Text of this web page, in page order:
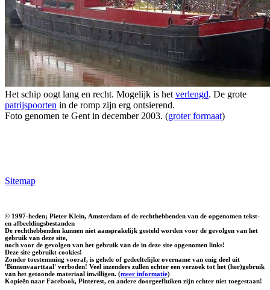
Het schip oogt lang en recht. Mogelijk is het verlengd. De grote
patrijspoorten in de romp zijn erg ontsierend.
Foto genomen te Gent in december 2003. (groter formaat)
Sitemap
© 1997-heden; Pieter Klein, Amsterdam of de rechthebbenden van de opgenomen tekst-
en afbeeldingsbestanden
De rechthebbenden kunnen niet aansprakelijk gesteld worden voor de gevolgen van het
gebruik van deze site,
noch voor de gevolgen van het gebruik van de in deze site opgenomen links!
Deze site gebruikt cookies!
Zonder toestemming vooraf, is gehele of gedeeltelijke overname van enig deel uit
'Binnenvaarttaal' verboden! Veel inzenders zullen echter een verzoek tot het (her)gebruik
van het getoonde materiaal inwilligen. (meer informatie)
Kopieën naar Facebook, Pinterest, en andere doorgeefluiken zijn echter niet toegestaan!